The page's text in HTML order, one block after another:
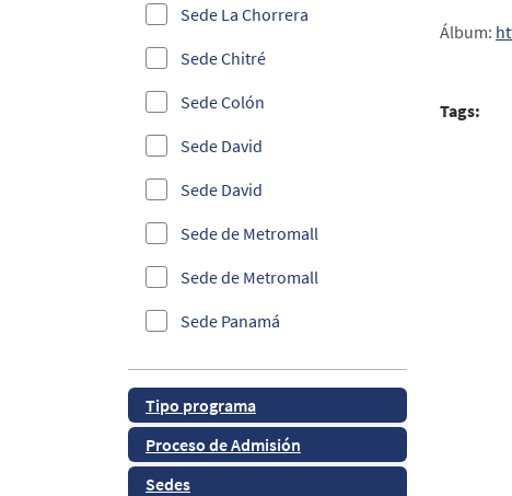
Emprendimiento e
Innovación
Foros Internacionales y
Ranking FSO
Ranking Webometrics
Sede La Chorrera
Sede Chitré
Sede Colón
Sede David
Sede David
Sede de Metromall
Sede de Metromall
Sede Panamá
Sede Panamá
Sede Santiago
Sede Santiago
Tipo programa
Proceso de Admisión
Sedes
Álbum:
Tags: